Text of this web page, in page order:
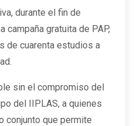
durante el fin de
campaña gratuita de PAP,
de cuarenta estudios a
sin el compromiso del
del IIPLAS, a quienes
conjunto que permite